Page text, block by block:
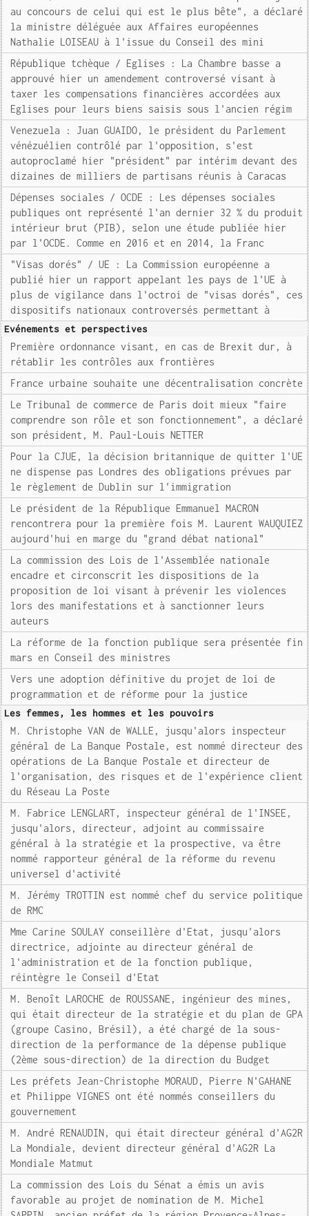
au concours de celui qui est le plus bête", a déclaré
la ministre déléguée aux Affaires européennes
Nathalie LOISEAU à l'issue du Conseil des mini
République tchèque / Eglises : La Chambre basse a
approuvé hier un amendement controversé visant à
taxer les compensations financières accordées aux
Eglises pour leurs biens saisis sous l'ancien régim
Venezuela : Juan GUAIDO, le président du Parlement
vénézuélien contrôlé par l'opposition, s'est
autoproclamé hier "président" par intérim devant des
dizaines de milliers de partisans réunis à Caracas
Dépenses sociales / OCDE : Les dépenses sociales
publiques ont représenté l'an dernier 32 % du produit
intérieur brut (PIB), selon une étude publiée hier
par l'OCDE. Comme en 2016 et en 2014, la Franc
"Visas dorés" / UE : La Commission européenne a
publié hier un rapport appelant les pays de l'UE à
plus de vigilance dans l'octroi de "visas dorés", ces
dispositifs nationaux controversés permettant à
Evénements et perspectives
Première ordonnance visant, en cas de Brexit dur, à
rétablir les contrôles aux frontières
France urbaine souhaite une décentralisation concrète
Le Tribunal de commerce de Paris doit mieux "faire
comprendre son rôle et son fonctionnement", a déclaré
son président, M. Paul-Louis NETTER
Pour la CJUE, la décision britannique de quitter l'UE
ne dispense pas Londres des obligations prévues par
le règlement de Dublin sur l'immigration
Le président de la République Emmanuel MACRON
rencontrera pour la première fois M. Laurent WAUQUIEZ
aujourd'hui en marge du "grand débat national"
La commission des Lois de l'Assemblée nationale
encadre et circonscrit les dispositions de la
proposition de loi visant à prévenir les violences
lors des manifestations et à sanctionner leurs
auteurs
La réforme de la fonction publique sera présentée fin
mars en Conseil des ministres
Vers une adoption définitive du projet de loi de
programmation et de réforme pour la justice
Les femmes, les hommes et les pouvoirs
M. Christophe VAN de WALLE, jusqu'alors inspecteur
général de La Banque Postale, est nommé directeur des
opérations de La Banque Postale et directeur de
l'organisation, des risques et de l'expérience client
du Réseau La Poste
M. Fabrice LENGLART, inspecteur général de l'INSEE,
jusqu'alors, directeur, adjoint au commissaire
général à la stratégie et la prospective, va être
nommé rapporteur général de la réforme du revenu
universel d'activité
M. Jérémy TROTTIN est nommé chef du service politique
de RMC
Mme Carine SOULAY conseillère d'Etat, jusqu'alors
directrice, adjointe au directeur général de
l'administration et de la fonction publique,
réintègre le Conseil d'Etat
M. Benoît LAROCHE de ROUSSANE, ingénieur des mines,
qui était directeur de la stratégie et du plan de GPA
(groupe Casino, Brésil), a été chargé de la sous-
direction de la performance de la dépense publique
(2ème sous-direction) de la direction du Budget
Les préfets Jean-Christophe MORAUD, Pierre N'GAHANE
et Philippe VIGNES ont été nommés conseillers du
gouvernement
M. André RENAUDIN, qui était directeur général d'AG2R
La Mondiale, devient directeur général d'AG2R La
Mondiale Matmut
La commission des Lois du Sénat a émis un avis
favorable au projet de nomination de M. Michel